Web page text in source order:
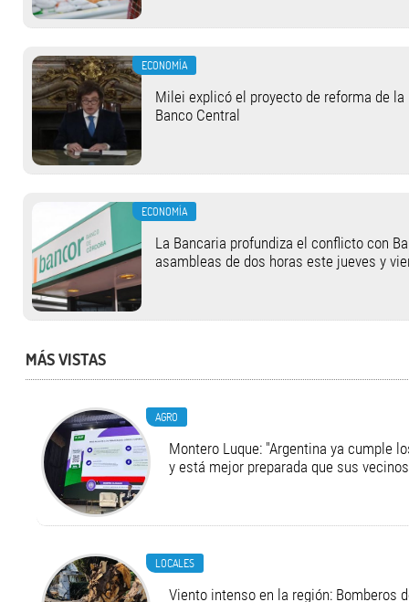
ECONOMÍA
Milei explicó el proyecto de reforma de la
Banco Central
ECONOMÍA
​La Bancaria profundiza el conflicto con
asambleas de dos horas este jueves y
MÁS VISTAS
AGRO
Montero Luque: "Argentina ya cumple
y está mejor preparada que sus
LOCALES
Viento intenso en la región: Bomberos